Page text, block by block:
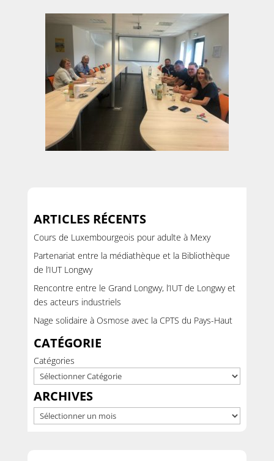
ARTICLES RÉCENTS
Cours de Luxembourgeois pour adulte à Mexy
Partenariat entre la médiathèque et la Bibliothèque
de l’IUT Longwy
Rencontre entre le Grand Longwy, l’IUT de Longwy et
des acteurs industriels
Nage solidaire à Osmose avec la CPTS du Pays-Haut
CATÉGORIE
Catégories
ARCHIVES
Archives